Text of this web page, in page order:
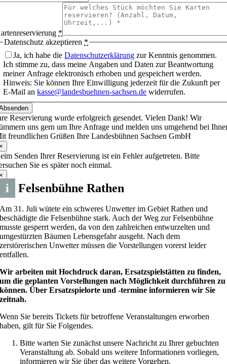
*
Datenschutz akzeptieren *
Ja, ich habe dieDatenschutzerklärung zur Kenntnis genommen.
Ich stimme zu, dass meine Angaben und Daten zur Beantwortung
meiner Anfrage elektronisch erhoben und gespeichert werden.
Hinweis: Sie können Ihre Einwilligung jederzeit für die Zukunft per
E-Mail ankasse@landesbuehnen-sachsen.de widerrufen.
Reservierung wurde erfolgreich gesendet. Vielen Dank! Wir
uns gern um Ihre Anfrage und melden uns umgehend bei
freundlichen Grüßen Ihre Landesbühnen Sachsen GmbH
Senden Ihrer Reservierung ist ein Fehler aufgetreten. Bitte
Sie es später noch einmal.
i Felsenbühne Rathen
Am 31. Juli wütete ein schweres Unwetter im Gebiet Rathen und
beschädigte die Felsenbühne stark. Auch der Weg zur Felsenbühne
musste gesperrt werden, da von den zahlreichen entwurzelten und
umgestürzten Bäumen Lebensgefahr ausgeht. Nach dem
zerstörerischen Unwetter müssen die Vorstellungen vorerst leider
entfallen.
Wir arbeiten mit Hochdruck daran, Ersatzspielstätten zu finden,
um die geplanten Vorstellungen nach Möglichkeit durchführen zu
können. Über Ersatzspielorte und -termine informieren wir Sie
zeitnah.
Wenn Sie bereits Tickets für betroffene Veranstaltungen erworben
haben, gilt für Sie Folgendes.
Bitte warten Sie zunächst unsere Nachricht zu Ihrer gebuchten
Veranstaltung ab. Sobald uns weitere Informationen vorliegen,
informieren wir Sie über das weitere Vorgehen.